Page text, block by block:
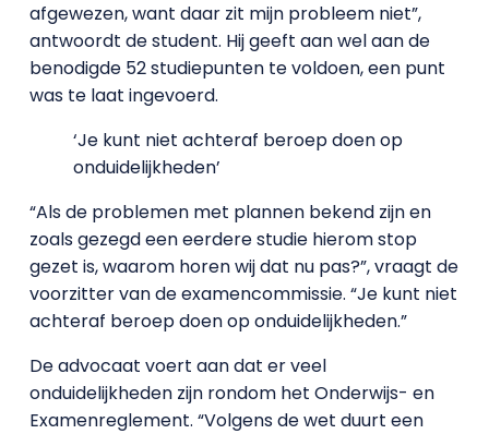
afgewezen, want daar zit mijn probleem niet”,
antwoordt de student. Hij geeft aan wel aan de
benodigde 52 studiepunten te voldoen, een punt
was te laat ingevoerd.
‘Je kunt niet achteraf beroep doen op
onduidelijkheden’
“Als de problemen met plannen bekend zijn en
zoals gezegd een eerdere studie hierom stop
gezet is, waarom horen wij dat nu pas?”, vraagt de
voorzitter van de examencommissie. “Je kunt niet
achteraf beroep doen op onduidelijkheden.”
De advocaat voert aan dat er veel
onduidelijkheden zijn rondom het Onderwijs- en
Examenreglement. “Volgens de wet duurt een